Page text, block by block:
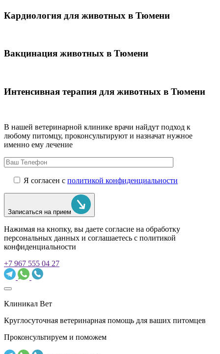
Кардиология для животных в Тюмени
Вакцинация животных в Тюмени
Интенсивная терапия для животных в Тюмени
В нашей ветеринарной клинике врачи найдут подход к
любому питомцу, проконсультируют и назначат нужное
именно ему лечение
Я согласен с политикой конфиденциальности
Записаться на прием
Нажимая на кнопку, вы даете согласие на обработку
персональных данных и соглашаетесь c политикой
конфиденциальности
+7 967 555 04 27
Клиникал Вет
Круглосуточная ветеринарная помощь для ваших питомцев
Проконсультируем и поможем